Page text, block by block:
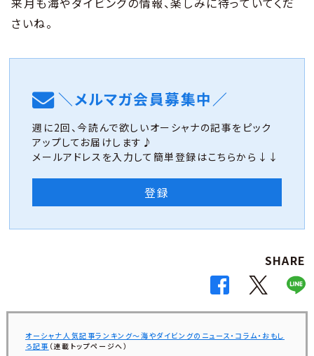
さいね。
＼メルマガ会員募集中／
週に2回、今読んで欲しいオーシャナの記事をピック
アップしてお届けします♪
メールアドレスを入力して簡単登録はこちらから↓↓
登録
SHARE
オーシャナ人気記事ランキング～海やダイビングのニュース・コラム・おもし
ろ記事 （連載トップページへ）